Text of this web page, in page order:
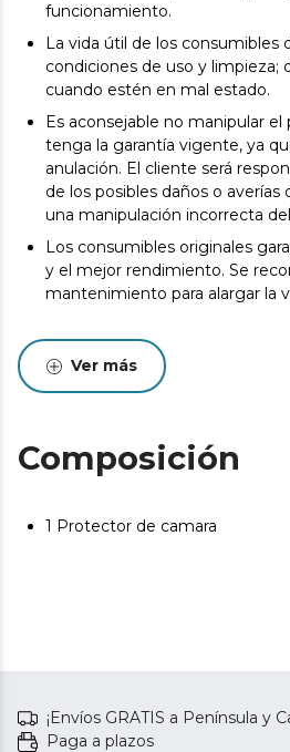
funcionamiento.
La vida útil de los consumibles
condiciones de uso y limpieza;
cuando estén en mal estado.
Es aconsejable no manipular
tenga la garantía vigente, ya
anulación. El cliente será
de los posibles daños o
una manipulación incorrecta
Los consumibles originales
y el mejor rendimiento. Se
mantenimiento para alargar la
Ver más
Composición
1 Protector de camara
¡Envíos GRATIS a Península y
Paga a plazos